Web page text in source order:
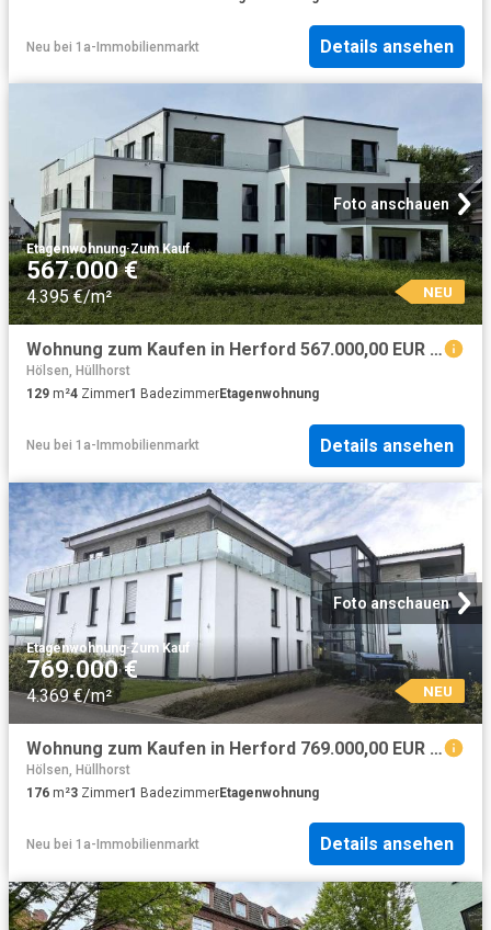
Neu bei 1a-Immobilienmarkt Details ansehen
Foto anschauen
Etagenwohnung·Zum Kauf
567.000 €
4.395 €/m² NEU
Wohnung zum Kaufen in Herford 567.000,00 EUR 129 m²
Hölsen, Hüllhorst
129 m²4 Zimmer1 BadezimmerEtagenwohnung
Neu bei 1a-Immobilienmarkt Details ansehen
Foto anschauen
Etagenwohnung·Zum Kauf
769.000 €
4.369 €/m² NEU
Wohnung zum Kaufen in Herford 769.000,00 EUR 176.12 m²
Hölsen, Hüllhorst
176 m²3 Zimmer1 BadezimmerEtagenwohnung
Neu bei 1a-Immobilienmarkt Details ansehen